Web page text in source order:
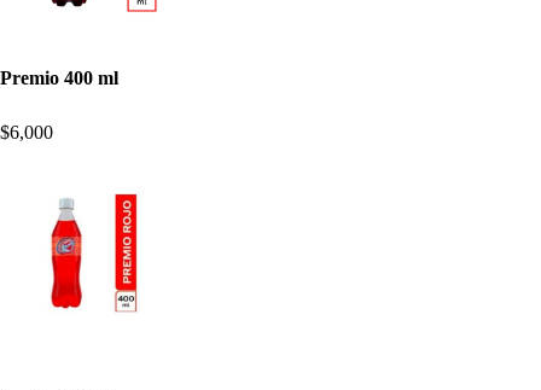
Premio 400 ml
$6,000